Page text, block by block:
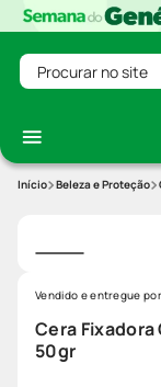
Procurar no site
Beleza e Proteção
Cera
50gr
Vendido e entregue